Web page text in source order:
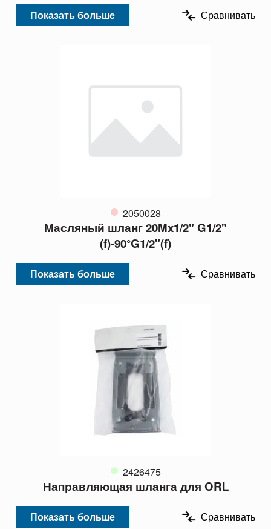
Показать больше Сравнивать
2050028
Масляный шланг 20Mx1/2" G1/2"
(f)-90°G1/2"(f)
Показать больше Сравнивать
2426475
Направляющая шланга для ORL
Показать больше Сравнивать